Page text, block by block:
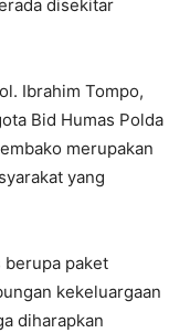
disekitar
Ibrahim Tompo,
Bid Humas Polda
merupakan
yang
berupa paket
kekeluargaan
diharapkan